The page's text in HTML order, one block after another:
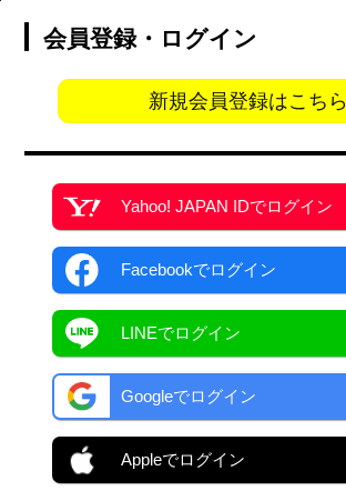
会員登録・ログイン
新規会員登録はこちら
Yahoo! JAPAN IDでログイン
Facebookでログイン
LINEでログイン
Googleでログイン
Appleでログイン